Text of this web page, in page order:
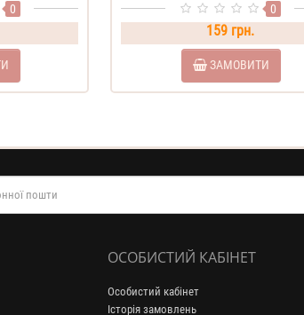
0
0
159 грн.
ЗАМОВИТИ
ОСОБИСТИЙ КАБІНЕТ
Особистий кабінет
Історія замовлень